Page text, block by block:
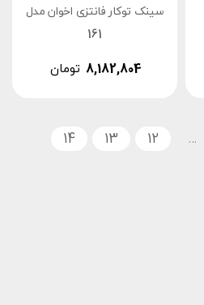
سینک توکار فانتزی اخوان مدل
161
تومان 8,182,804
…
12
13
14